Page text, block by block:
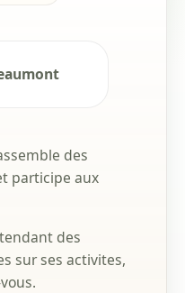
des
participe aux
des
sur ses activites,